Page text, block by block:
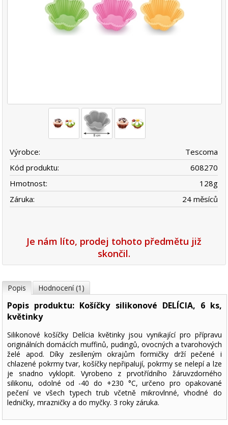
Výrobce:
Tescoma
Kód produktu:
608270
Hmotnost:
128g
Záruka:
24 měsíců
Je nám líto, prodej tohoto předmětu již
skončil.
Popis Hodnocení (1)
Popis produktu: Košíčky silikonové DELÍCIA, 6 ks,
květinky
Silikonové košíčky Delícia květinky jsou vynikající pro přípravu
originálních domácích muffinů, pudingů, ovocných a tvarohových
želé apod. Díky zesíleným okrajům formičky drží pečené i
chlazené pokrmy tvar, košíčky nepřipalují, pokrmy se nelepí a lze
je snadno vyklopit. Vyrobeno z prvotřídního žáruvzdorného
silikonu, odolné od -40 do +230 °C, určeno pro opakované
pečení ve všech typech trub včetně mikrovlnné, vhodné do
ledničky, mrazničky a do myčky. 3 roky záruka.